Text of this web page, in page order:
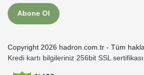
Abone Ol
Copyright 2026 hadron.com.tr - Tüm
Kredi kartı bilgileriniz 256bit SSL